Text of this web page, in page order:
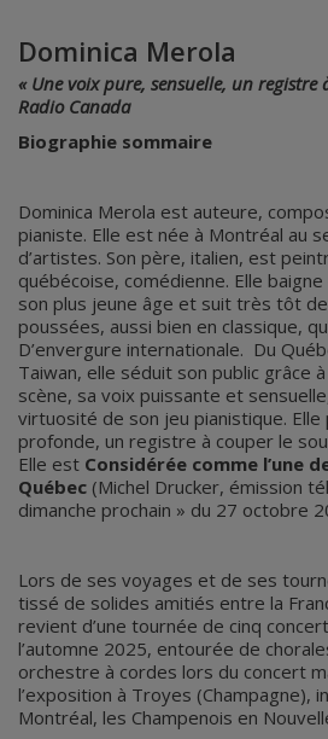
Dominica Merola
« Une voix pure, sensuelle, un registre
Radio Canada
Biographie sommaire
Dominica Merola est auteure,
pianiste. Elle est née à Montréal au
d’artistes. Son père, italien, est
québécoise, comédienne. Elle
son plus jeune âge et suit très tôt
poussées, aussi bien en classique,
D’envergure internationale. Du
Taiwan, elle séduit son public grâce
scène, sa voix puissante et
virtuosité de son jeu pianistique.
profonde, un registre à couper le
Elle est Considérée comme l’une
Québec (Michel Drucker, émission
dimanche prochain » du 27 octobre
Lors de ses voyages et de ses
tissé de solides amitiés entre la
revient d’une tournée de cinq
l’automne 2025, entourée de
orchestre à cordes lors du concert
l’exposition à Troyes (Champagne),
Montréal, les Champenois en